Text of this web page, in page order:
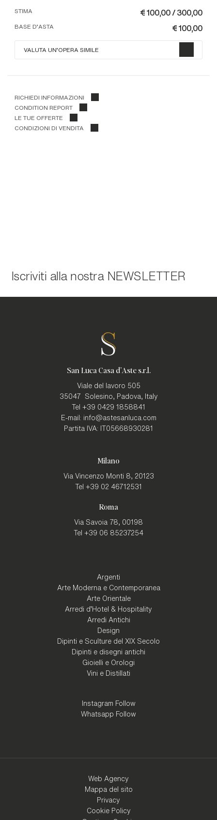
€ 100,00 / 300,00
STIMA
€ 100,00
BASE D'ASTA
VALUTA UN'OPERA SIMILE
RICHIEDI INFORMAZIONI
CONDITION REPORT
LE TUE OFFERTE
CONDIZIONI DI VENDITA
Iscriviti alla nostra NEWSLETTER
San Luca Casa d'Aste s.r.l.
Viale del lavoro 505
35047 Solesino, Padova Italy
Tel +39 0429 1858841
E-mail: info@astesanluca.com
Partita IVA: IT05668930281
Milano
Via Vincenzo Monti 8, 20123
Tel +39 02 46712531
Roma
Via Savoia 78, 00198
Tel +39 06 85237254
Argenti
Arte Moderna e Contemporanea
Arte Orientale
Arredi d'Hotel & Hospitality
Arredi Antichi
Design
Dipinti e Sculture del XIX Secolo
Dipinti e disegni antichi
Gioielli e Orologi
Vini e Distillati
Instagram Follow
Whatsapp Follow
Web Agency
Mappa del sito
Privacy
Cookie Policy